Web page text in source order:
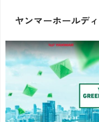
ヤンマーホールデ